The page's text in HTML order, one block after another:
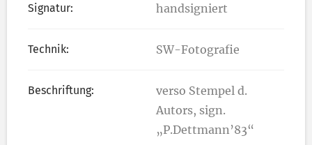
Signatur: handsigniert
Technik: SW-Fotografie
Beschriftung:
verso Stempel d.
Autors, sign.
„P.Dettmann’83“